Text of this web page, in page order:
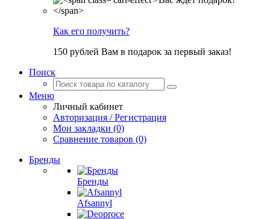
Как его получить?
150 рублей Вам в подарок за первый заказ!
Поиск
Меню
Личный кабинет
Авторизация / Регистрация
Мои закладки (0)
Сравнение товаров (0)
Бренды
Бренды
Afsannyl